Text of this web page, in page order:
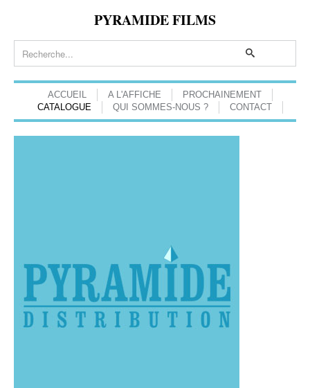
PYRAMIDE FILMS
ACCUEIL A L'AFFICHE
PROCHAINEMENT
CATALOGUE
QUI SOMMES-NOUS ? CONTACT